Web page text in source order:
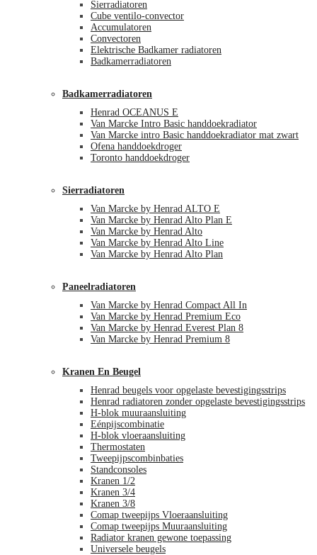
Sierradiatoren
Cube ventilo-convector
Accumulatoren
Convectoren
Elektrische Badkamer radiatoren
Badkamerradiatoren
Badkamerradiatoren
Henrad OCEANUS E
Van Marcke Intro Basic handdoekradiator
Van Marcke intro Basic handdoekradiator mat zwart
Ofena handdoekdroger
Toronto handdoekdroger
Sierradiatoren
Van Marcke by Henrad ALTO E
Van Marcke by Henrad Alto Plan E
Van Marcke by Henrad Alto
Van Marcke by Henrad Alto Line
Van Marcke by Henrad Alto Plan
Paneelradiatoren
Van Marcke by Henrad Compact All In
Van Marcke by Henrad Premium Eco
Van Marcke by Henrad Everest Plan 8
Van Marcke by Henrad Premium 8
Kranen En Beugel
Henrad beugels voor opgelaste bevestigingsstrips
Henrad radiatoren zonder opgelaste bevestigingsstrips
H-blok muuraansluiting
Eénpijscombinatie
H-blok vloeraansluiting
Thermostaten
Tweepijpscombinbaties
Standconsoles
Kranen 1/2
Kranen 3/4
Kranen 3/8
Comap tweepijps Vloeraansluiting
Comap tweepijps Muuraansluiting
Radiator kranen gewone toepassing
Universele beugels